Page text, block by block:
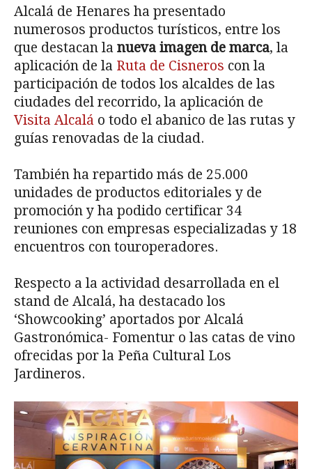
Alcalá de Henares ha presentado
numerosos productos turísticos, entre los
que destacan la nueva imagen de marca, la
aplicación de la Ruta de Cisneros con la
participación de todos los alcaldes de las
ciudades del recorrido, la aplicación de
Visita Alcalá o todo el abanico de las rutas y
guías renovadas de la ciudad.
También ha repartido más de 25.000
unidades de productos editoriales y de
promoción y ha podido certificar 34
reuniones con empresas especializadas y 18
encuentros con touroperadores.
Respecto a la actividad desarrollada en el
stand de Alcalá, ha destacado los
‘Showcooking’ aportados por Alcalá
Gastronómica- Fomentur o las catas de vino
ofrecidas por la Peña Cultural Los
Jardineros.